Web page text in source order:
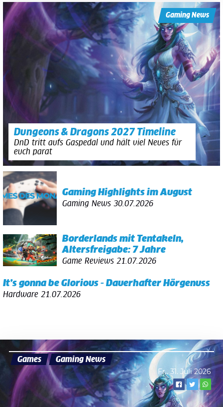
Dungeons & Dragons 2027 Timeline
DnD tritt aufs Gaspedal und hält viel Neues für
euch parat
Gaming News
Gaming Highlights im August
Gaming News 30.07.2026
Borderlands mit Tentakeln,
Altersfreigabe: 7 Jahre
Game Reviews 21.07.2026
It’s gonna be Glorious - Dauerhafter Hörgenuss
Hardware 21.07.2026
Games Gaming News
Fr., 31. Juli 2026